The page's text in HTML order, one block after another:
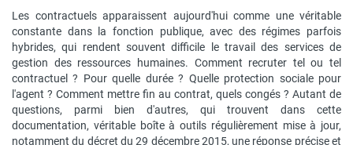
Les contractuels apparaissent aujourd'hui comme une véritable
constante dans la fonction publique, avec des régimes parfois
hybrides, qui rendent souvent difficile le travail des services de
gestion des ressources humaines. Comment recruter tel ou tel
contractuel ? Pour quelle durée ? Quelle protection sociale pour
l'agent ? Comment mettre fin au contrat, quels congés ? Autant de
questions, parmi bien d'autres, qui trouvent dans cette
documentation, véritable boîte à outils régulièrement mise à jour,
notamment du décret du 29 décembre 2015, une réponse précise et